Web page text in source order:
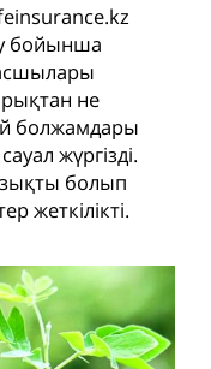
бойынша
не
болжамдары
жүргізді.
болып
жеткілікті.